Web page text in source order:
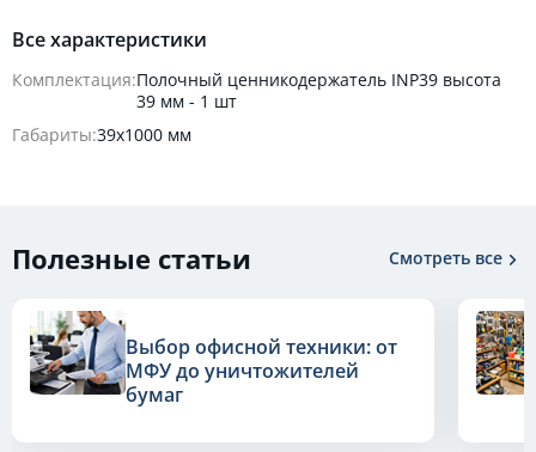
Все характеристики
Комплектация:Полочный ценникодержатель INP39 высота
39 мм - 1 шт
Габариты:39х1000 мм
Полезные статьи Смотреть все
Выбор офисной техники: от
МФУ до уничтожителей
бумаг